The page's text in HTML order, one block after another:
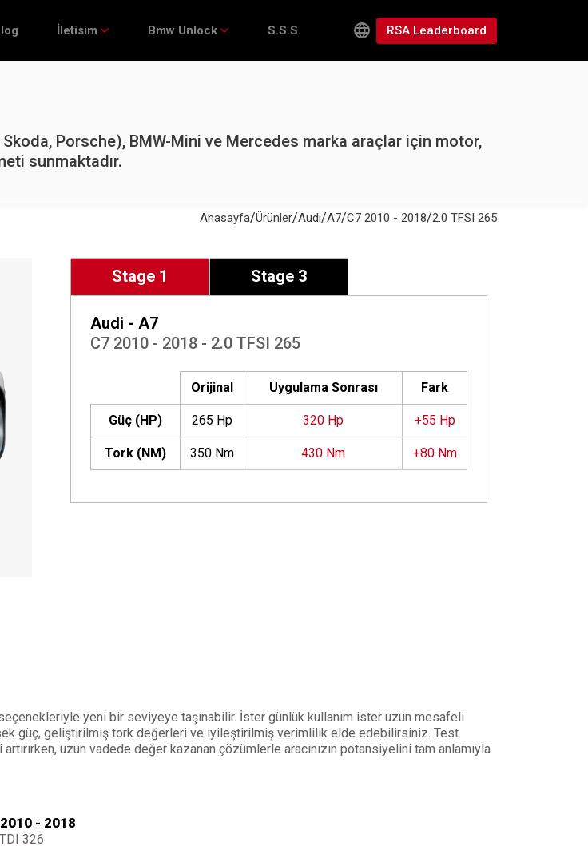
İletisim Bmw Unlock S.S.S. RSA Leaderboard
Porsche), BMW-Mini ve Mercedes marka araçlar için motor,
sunmaktadır.
Anasayfa/Ürünler/Audi/A7/C7 2010 - 2018/2.0 TFSI 265
Stage 1 Stage 3
Audi - A7
C7 2010 - 2018 - 2.0 TFSI 265
Orijinal Uygulama Sonrası Fark
Güç (HP) 265 Hp 320 Hp +55 Hp
Tork (NM) 350 Nm 430 Nm +80 Nm
yeni bir seviyeye taşınabilir. İster günlük kullanım ister uzun mesafeli
güç, geliştirilmiş tork değerleri ve iyileştirilmiş verimlilik elde edebilirsiniz. Test
uzun vadede değer kazanan çözümlerle aracınızın potansiyelini tam anlamıyla
- 2018
326